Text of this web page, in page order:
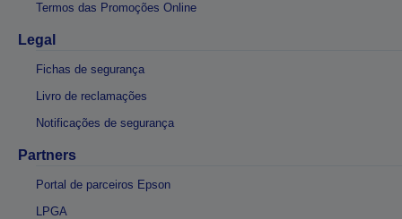
Termos das Promoções Online
Legal
Fichas de segurança
Livro de reclamações
Notificações de segurança
Partners
Portal de parceiros Epson
LPGA